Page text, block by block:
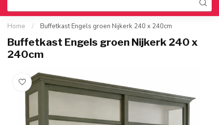
Home / Buffetkast Engels groen Nijkerk 240 x 240cm
Buffetkast Engels groen Nijkerk 240 x
240cm